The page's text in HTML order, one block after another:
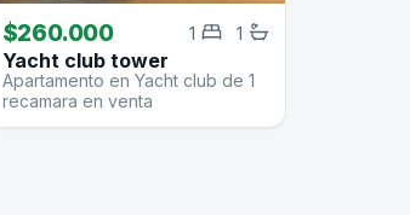
$260.000 1
1
Yacht club tower
Apartamento en Yacht club de 1
recamara en venta